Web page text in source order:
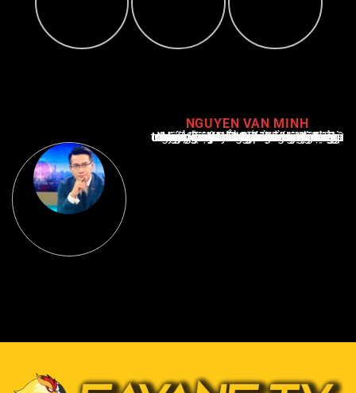
NGUYEN VAN MINH
Nguyễn Văn Minh là một trong những chuyên gia hàng đầu về báo cáo tin tức thể thao tại Việt Nam, với hơn 10 năm hoạt động trong ngành. Ông có kiến thức sâu rộng và kinh nghiệm đáng kể trong việc phân tích và báo cáo về các sự kiện thể thao hàng đầu. Sự hiểu biết sâu sắc của ông về ngành này đã giúp ông xây dựng uy tín và danh tiếng trong cộng đồng báo chí thể thao.